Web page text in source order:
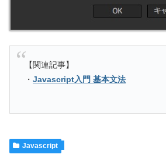
【関連記事】
・Javascript入門 基本文法
Javascript